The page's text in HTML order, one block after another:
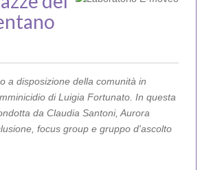
a disposizione della comunità in
di Luigia Fortunato. In questa
da Claudia Santoni, Aurora
focus group e gruppo d'ascolto